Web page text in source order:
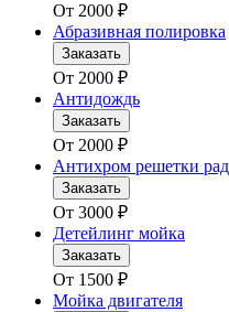
От 2000 ₽
Абразивная полировка
Заказать
От 2000 ₽
Антидождь
Заказать
От 2000 ₽
Антихром решетки
Заказать
От 3000 ₽
Детейлинг мойка
Заказать
От 1500 ₽
Мойка двигателя